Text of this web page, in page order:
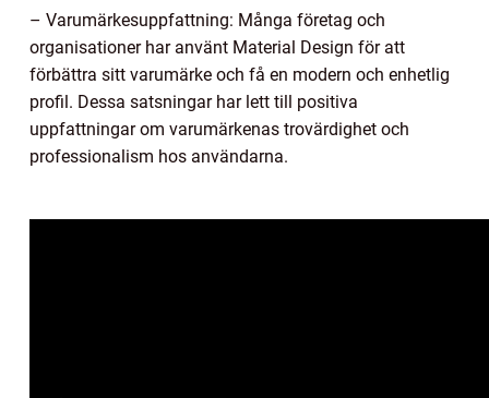
– Varumärkesuppfattning: Många företag och
organisationer har använt Material Design för att
förbättra sitt varumärke och få en modern och enhetlig
profil. Dessa satsningar har lett till positiva
uppfattningar om varumärkenas trovärdighet och
professionalism hos användarna.